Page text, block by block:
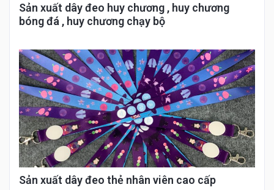
Sản xuất dây đeo huy chương , huy chương
bóng đá , huy chương chạy bộ
Sản xuất dây đeo thẻ nhân viên cao cấp